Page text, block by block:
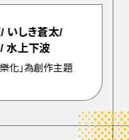
いしき蒼太/
水上下波
化」為創作主題